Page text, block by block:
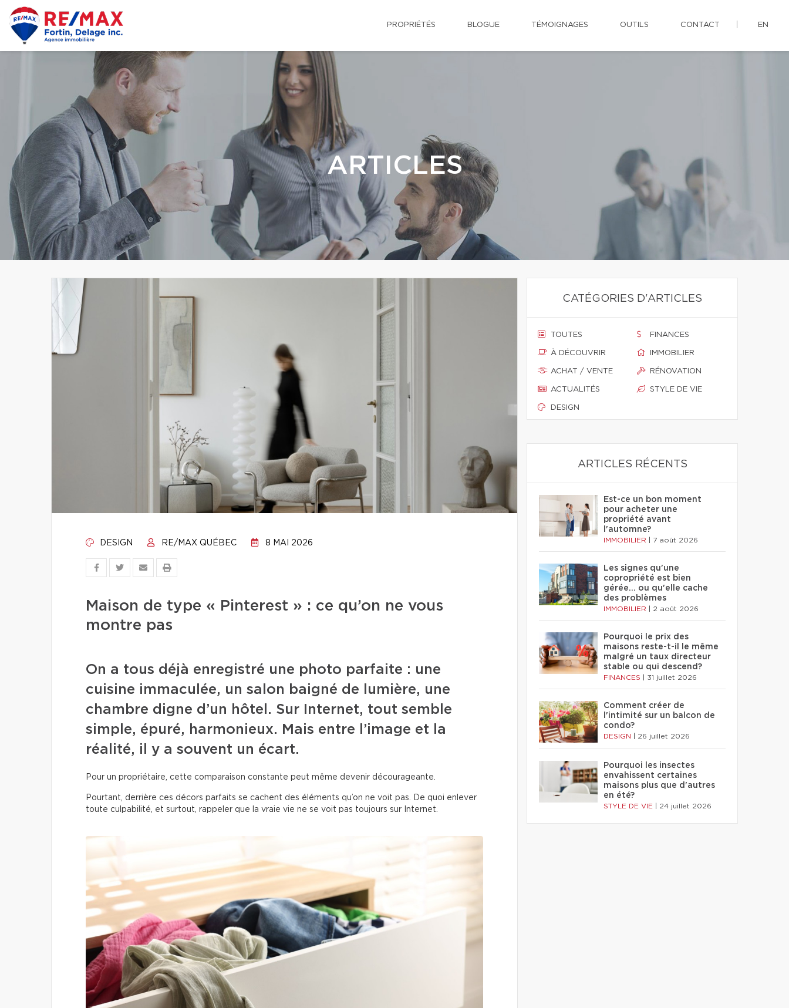
PROPRIÉTÉS BLOGUE TÉMOIGNAGES OUTILS CONTACT EN
ARTICLES
DESIGN RE/MAX QUÉBEC 8 MAI 2026
Maison de type « Pinterest » : ce qu’on ne vous
montre pas
On a tous déjà enregistré une photo parfaite : une
cuisine immaculée, un salon baigné de lumière, une
chambre digne d’un hôtel. Sur Internet, tout semble
simple, épuré, harmonieux. Mais entre l’image et la
réalité, il y a souvent un écart.
Pour un propriétaire, cette comparaison constante peut même devenir décourageante.
Pourtant, derrière ces décors parfaits se cachent des éléments qu’on ne voit pas. De quoi enlever
toute culpabilité, et surtout, rappeler que la vraie vie ne se voit pas toujours sur Internet.
CATÉGORIES D'ARTICLES
TOUTES
À DÉCOUVRIR
ACHAT / VENTE
ACTUALITÉS
DESIGN
FINANCES
IMMOBILIER
RÉNOVATION
STYLE DE VIE
ARTICLES RÉCENTS
Est-ce un bon moment
pour acheter une
propriété avant
l'automne?
IMMOBILIER 7 août 2026
Les signes qu'une
copropriété est bien
gérée… ou qu'elle cache
des problèmes
IMMOBILIER 2 août 2026
Pourquoi le prix des
maisons reste-t-il le même
malgré un taux directeur
stable ou qui descend?
FINANCES 31 juillet 2026
Comment créer de
l'intimité sur un balcon de
condo?
DESIGN 26 juillet 2026
Pourquoi les insectes
envahissent certaines
maisons plus que d'autres
en été?
STYLE DE VIE 24 juillet 2026